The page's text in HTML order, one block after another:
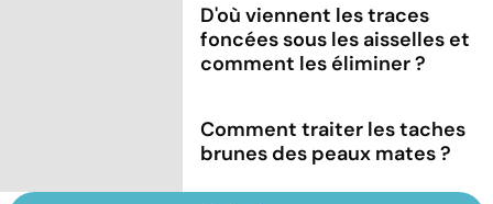
D'où viennent les traces
foncées sous les aisselles et
comment les éliminer ?
Comment traiter les taches
brunes des peaux mates ?